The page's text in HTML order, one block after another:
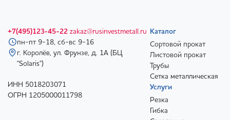
+7(495)123-45-22 zakaz@rusinvestmetall.ru
пн-пт 9-18, сб-вс 9-16
г. Королёв, ул. Фрунзе, д. 1А (БЦ
"Solaris")
ИНН 5018203071
ОГРН 1205000011798
Каталог
Сортовой прокат
Листовой прокат
Трубы
Сетка металлическая
Услуги
Резка
Гибка